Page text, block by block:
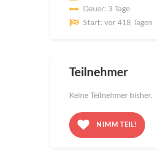
Dauer: 3 Tage
Start: vor 418 Tagen
Teilnehmer
Keine Teilnehmer bisher.
NIMM TEIL!